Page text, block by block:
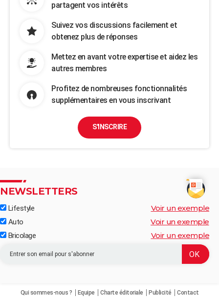
partagent vos intérêts
Suivez vos discussions facilement et
obtenez plus de réponses
Mettez en avant votre expertise et aidez les
autres membres
Profitez de nombreuses fonctionnalités
supplémentaires en vous inscrivant
S'INSCRIRE
NEWSLETTERS
Lifestyle Voir un exemple
Auto Voir un exemple
Bricolage Voir un exemple
Qui sommes-nous ? Equipe Charte éditoriale Publicité Contact